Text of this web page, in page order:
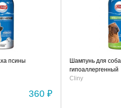
псины
360 ₽
Шампунь для
гипоаллергенный
Cliny